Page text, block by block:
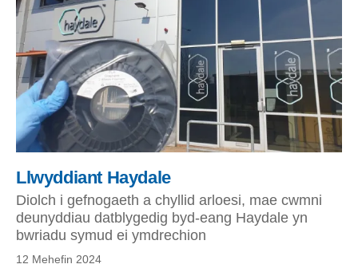
Llwyddiant Haydale
12 Mehefin 2024
Diolch i gefnogaeth a chyllid arloesi, mae cwmni
deunyddiau datblygedig byd-eang Haydale yn
bwriadu symud ei ymdrechion